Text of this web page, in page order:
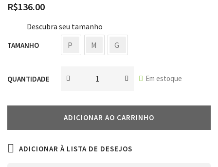
R$136.00
Descubra seu tamanho
TAMANHO P M G
QUANTIDADE Em estoque
ADICIONAR AO CARRINHO
ADICIONAR À LISTA DE DESEJOS